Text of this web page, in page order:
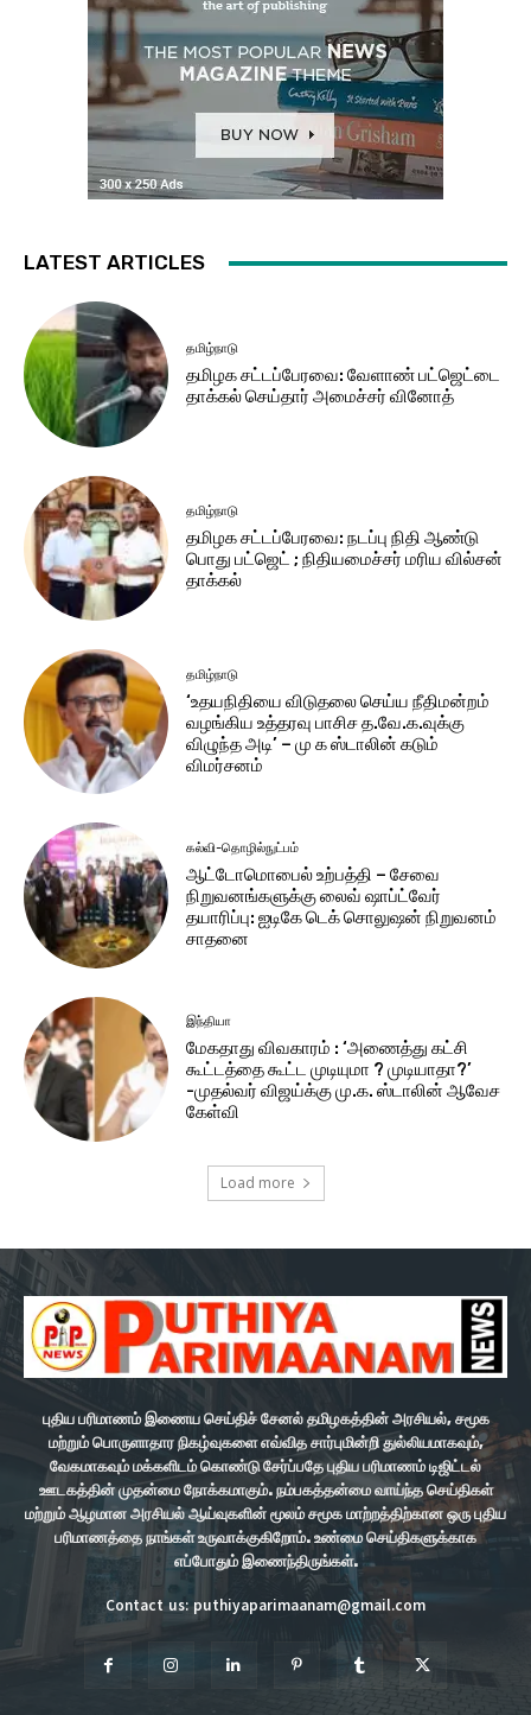
LATEST ARTICLES
தமிழ்நாடு
தமிழக சட்​டப்​பேர​வை: வேளாண் பட்​ஜெட்டை
தாக்கல் செய்தார் அமைச்சர் வினோத்
தமிழ்நாடு
தமிழக சட்டப்பேரவை: நடப்பு நிதி ஆண்​டு
பொது பட்ஜெட் ; நிதியமைச்சர் மரிய வில்சன்
தாக்​கல்
தமிழ்நாடு
‘உதயநிதியை விடுதலை செய்ய நீதிமன்றம்
வழங்கிய உத்தரவு பாசிச த.வே.க.வுக்கு
விழுந்த அடி’ – மு க ஸ்டாலின் கடும்
விமர்சனம்
கல்வி-தொழில்நுட்பம்
ஆட்டோமொபைல் உற்பத்தி – சேவை
நிறுவனங்களுக்கு லைவ் ஷாப்ட்வேர்
தயாரிப்பு: ஐடிகே டெக் சொலுஷன் நிறுவனம்
சாதனை
இந்தியா
மேகதாது விவகாரம் : ‘அணைத்து கட்சி
கூட்டத்தை கூட்ட முடியுமா ? முடியாதா?’
-முதல்வர் விஜய்க்கு மு.க. ஸ்டாலின் ஆவேச
கேள்வி
Load more
புதிய பரிமாணம் இணைய செய்திச் சேனல் தமிழகத்தின் அரசியல், சமூக
மற்றும் பொருளாதார நிகழ்வுகளை எவ்வித சார்புமின்றி துல்லியமாகவும்,
வேகமாகவும் மக்களிடம் கொண்டு சேர்ப்பதே புதிய பரிமாணம் டிஜிட்டல்
ஊடகத்தின் முதன்மை நோக்கமாகும். நம்பகத்தன்மை வாய்ந்த செய்திகள்
மற்றும் ஆழமான அரசியல் ஆய்வுகளின் மூலம் சமூக மாற்றத்திற்கான ஒரு புதிய
பரிமாணத்தை நாங்கள் உருவாக்குகிறோம். உண்மை செய்திகளுக்காக
எப்போதும் இணைந்திருங்கள்.
Contact us: puthiyaparimaanam@gmail.com